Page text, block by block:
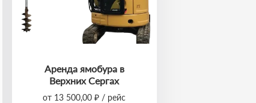
Аренда ямобура в
Верхних Сергах
от 13 500,00 ₽ / рейс